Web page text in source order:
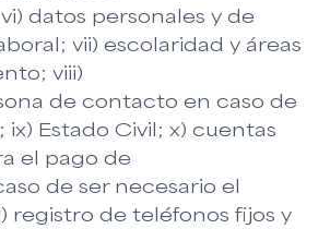
datos personales y de
vii) escolaridad y áreas
viii)
de contacto en caso de
Estado Civil; x) cuentas
el pago de
de ser necesario el
registro de teléfonos fijos y